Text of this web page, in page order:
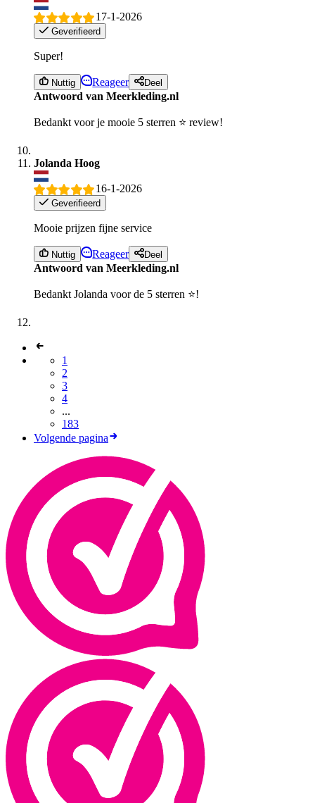
17-1-2026
Geverifieerd
Super!
Nuttig Reageer Deel
Antwoord van Meerkleding.nl
Bedankt voor je mooie 5 sterren ⭐ review!
Jolanda Hoog
16-1-2026
Geverifieerd
Mooie prijzen fijne service
Nuttig Reageer Deel
Antwoord van Meerkleding.nl
Bedankt Jolanda voor de 5 sterren ⭐!
1
2
3
4
...
183
Volgende pagina